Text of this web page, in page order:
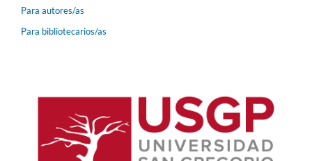
Para autores/as
Para bibliotecarios/as